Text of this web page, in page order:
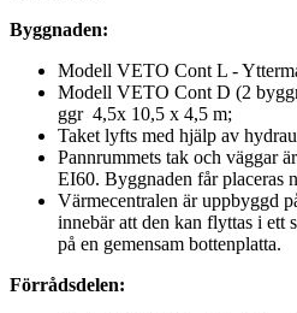
Byggnaden:
Modell VETO Cont L -
Modell VETO Cont D (2
ggr 4,5x 10,5 x 4,5 m;
Taket lyfts med hjälp av
Pannrummets tak och väggar
EI60. Byggnaden får placeras
Värmecentralen är uppbyggd
innebär att den kan flyttas i ett
på en gemensam bottenplatta.
Förrådsdelen: